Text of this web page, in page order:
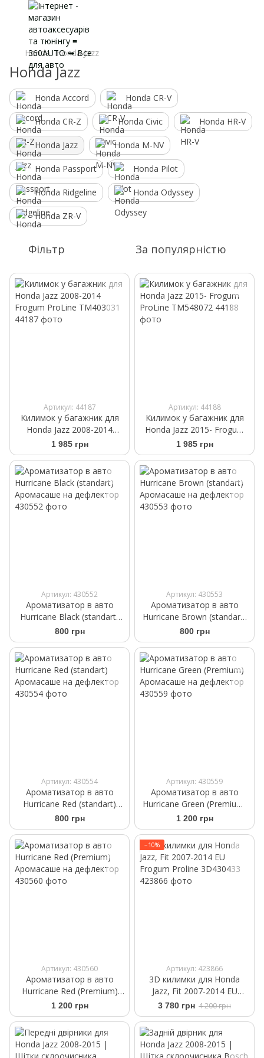
Honda Honda Jazz
Honda Jazz
Honda Accord Honda CR-V
Honda CR-Z Honda Civic Honda HR-V
Honda Jazz Honda M-NV
Honda Passport Honda Pilot
Honda Ridgeline Honda Odyssey
Honda ZR-V
Фільтр За популярністю
Артикул: 44187
Килимок у багажник для
Honda Jazz 2008-2014
Frogum ProLine TM403031
1 985 грн
Артикул: 44188
Килимок у багажник для
Honda Jazz 2015- Frogum
ProLine TM548072
1 985 грн
Артикул: 430552
Ароматизатор в авто
Hurricane Black (standart)
Аромасаше на дефлектор
800 грн
Артикул: 430553
Ароматизатор в авто
Hurricane Brown (standart)
Аромасаше на дефлектор
800 грн
Артикул: 430554
Ароматизатор в авто
Hurricane Red (standart)
Аромасаше на дефлектор
800 грн
Артикул: 430559
Ароматизатор в авто
Hurricane Green (Premium)
Аромасаше на дефлектор
1 200 грн
Артикул: 430560
Ароматизатор в авто
Hurricane Red (Premium)
Аромасаше на дефлектор
1 200 грн
−10%
Артикул: 423866
3D килимки для Honda
Jazz, Fit 2007-2014 EU
Frogum Proline 3D430433
3 780 грн 4 200 грн